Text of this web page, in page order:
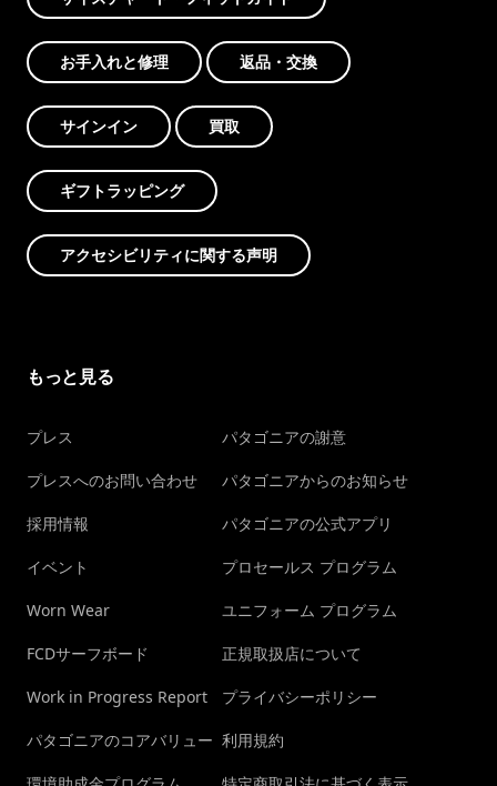
お手入れと修理 返品・交換
サインイン 買取
ギフトラッピング
アクセシビリティに関する声明
もっと見る
プレス
プレスへのお問い合わせ
採用情報
イベント
Worn Wear
FCDサーフボード
Work in Progress Report
パタゴニアのコアバリュー
パタゴニアの謝意
パタゴニアからのお知らせ
パタゴニアの公式アプリ
プロセールス プログラム
ユニフォーム プログラム
正規取扱店について
プライバシーポリシー
利用規約